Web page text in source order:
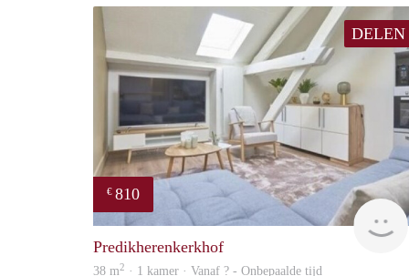
DELEN
€ 810
Predikherenkerkhof
38 m2 · 1 kamer · Vanaf ? - Onbepaalde tijd